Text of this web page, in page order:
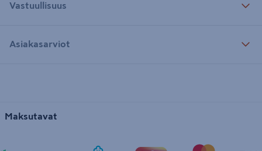
Vastuullisuus
Asiakasarviot
Maksutavat